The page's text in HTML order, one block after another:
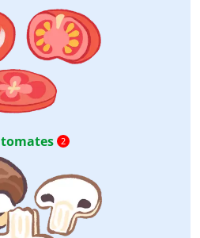
tomates 2